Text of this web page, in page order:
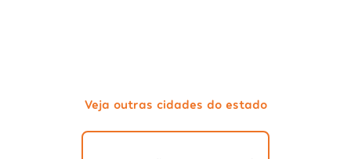
Veja outras cidades do estado